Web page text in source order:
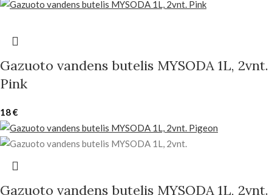
Gazuoto vandens butelis MYSODA 1L, 2vnt.
Pink
18€
Gazuoto vandens butelis MYSODA 1L, 2vnt.